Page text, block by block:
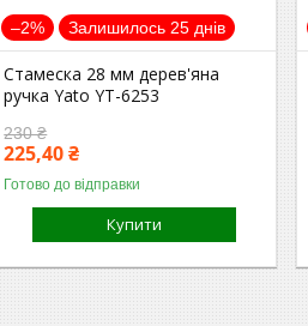
–2% Залишилось 25 днів
Стамеска 28 мм дерев'яна
ручка Yato YT-6253
230 ₴
225,40 ₴
Готово до відправки
Купити